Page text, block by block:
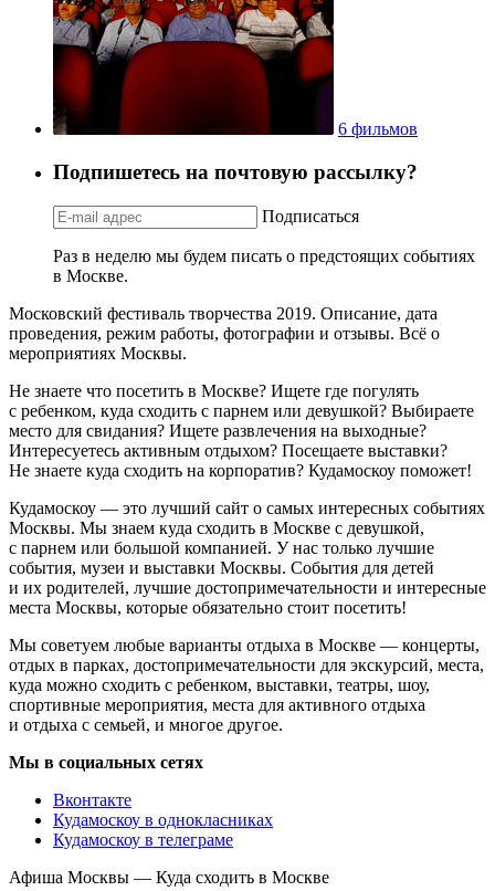
6 фильмов
Подпишетесь на почтовую рассылку?
Подписаться
Раз в неделю мы будем писать о предстоящих событиях
в Москве.
Московский фестиваль творчества 2019. Описание, дата
проведения, режим работы, фотографии и отзывы. Всё о
мероприятиях Москвы.
Не знаете что посетить в Москве? Ищете где погулять
с ребенком, куда сходить с парнем или девушкой? Выбираете
место для свидания? Ищете развлечения на выходные?
Интересуетесь активным отдыхом? Посещаете выставки?
Не знаете куда сходить на корпоратив? Кудамоскоу поможет!
Кудамоскоу — это лучший сайт о самых интересных событиях
Москвы. Мы знаем куда сходить в Москве с девушкой,
с парнем или большой компанией. У нас только лучшие
события, музеи и выставки Москвы. События для детей
и их родителей, лучшие достопримечательности и интересные
места Москвы, которые обязательно стоит посетить!
Мы советуем любые варианты отдыха в Москве — концерты,
отдых в парках, достопримечательности для экскурсий, места,
куда можно сходить с ребенком, выставки, театры, шоу,
спортивные мероприятия, места для активного отдыха
и отдыха с семьей, и многое другое.
Мы в социальных сетях
Вконтакте
Кудамоскоу в однокласниках
Кудамоскоу в телеграме
Афиша Москвы — Куда сходить в Москве